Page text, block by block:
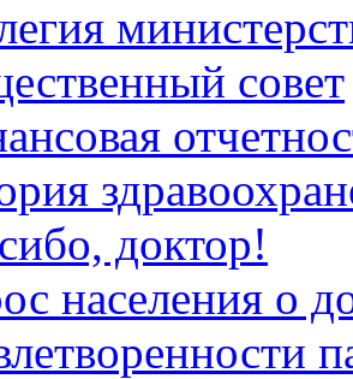
совет
доктор!
населения о